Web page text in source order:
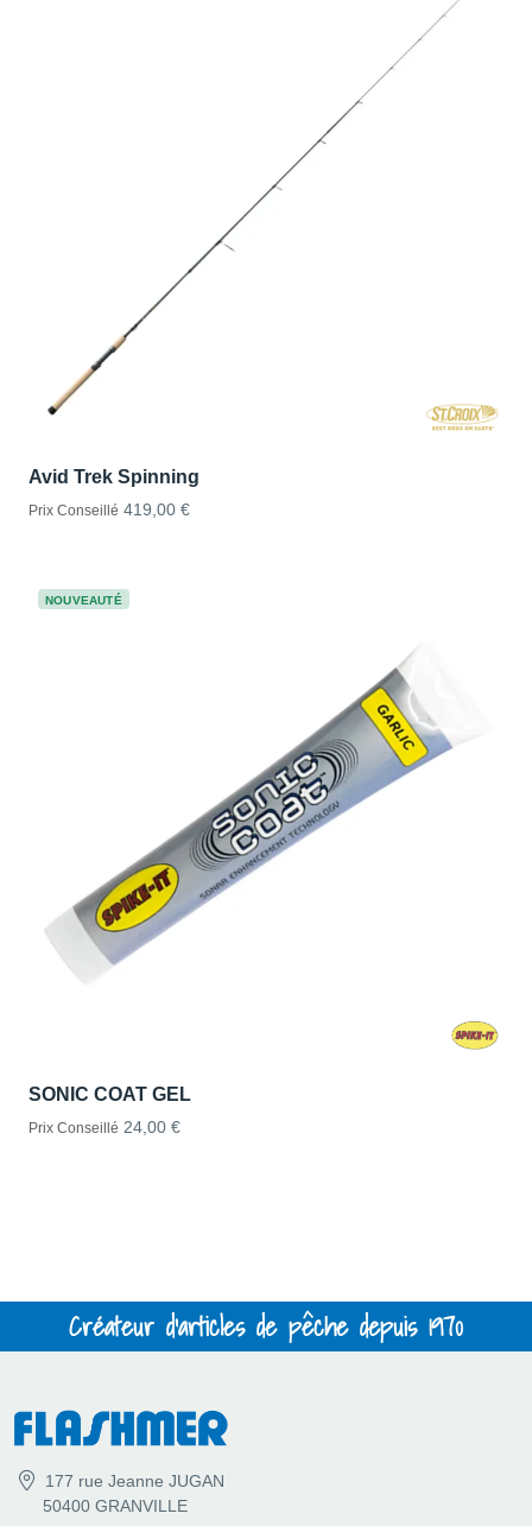
Avid Trek Spinning
Prix Conseillé 419,00 €
NOUVEAUTÉ
SONIC COAT GEL
Prix Conseillé 24,00 €
Créateur d'articles de pêche depuis 1970
177 rue Jeanne JUGAN
50400 GRANVILLE